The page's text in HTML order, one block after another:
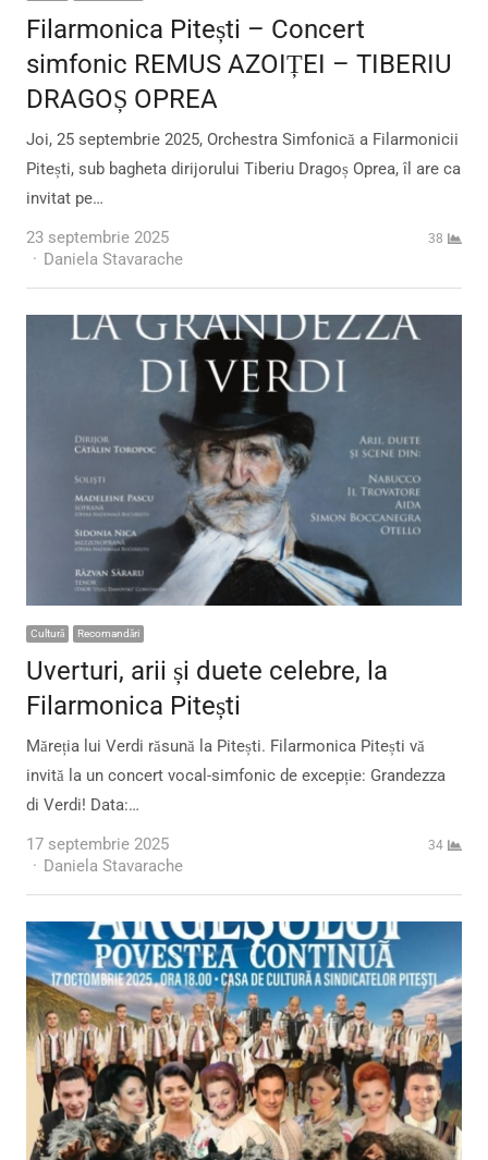
Filarmonica Pitești – Concert
simfonic REMUS AZOIȚEI – TIBERIU
DRAGOȘ OPREA
Joi, 25 septembrie 2025, Orchestra Simfonică a Filarmonicii
Pitești, sub bagheta dirijorului Tiberiu Dragoș Oprea, îl are ca
invitat pe…
23 septembrie 2025
Author
Daniela Stavarache
38
Cultură Recomandări
Uverturi, arii și duete celebre, la
Filarmonica Pitești
Măreția lui Verdi răsună la Pitești. Filarmonica Pitești vă
invită la un concert vocal-simfonic de excepție: Grandezza
di Verdi! Data:…
17 septembrie 2025
Author
Daniela Stavarache
34